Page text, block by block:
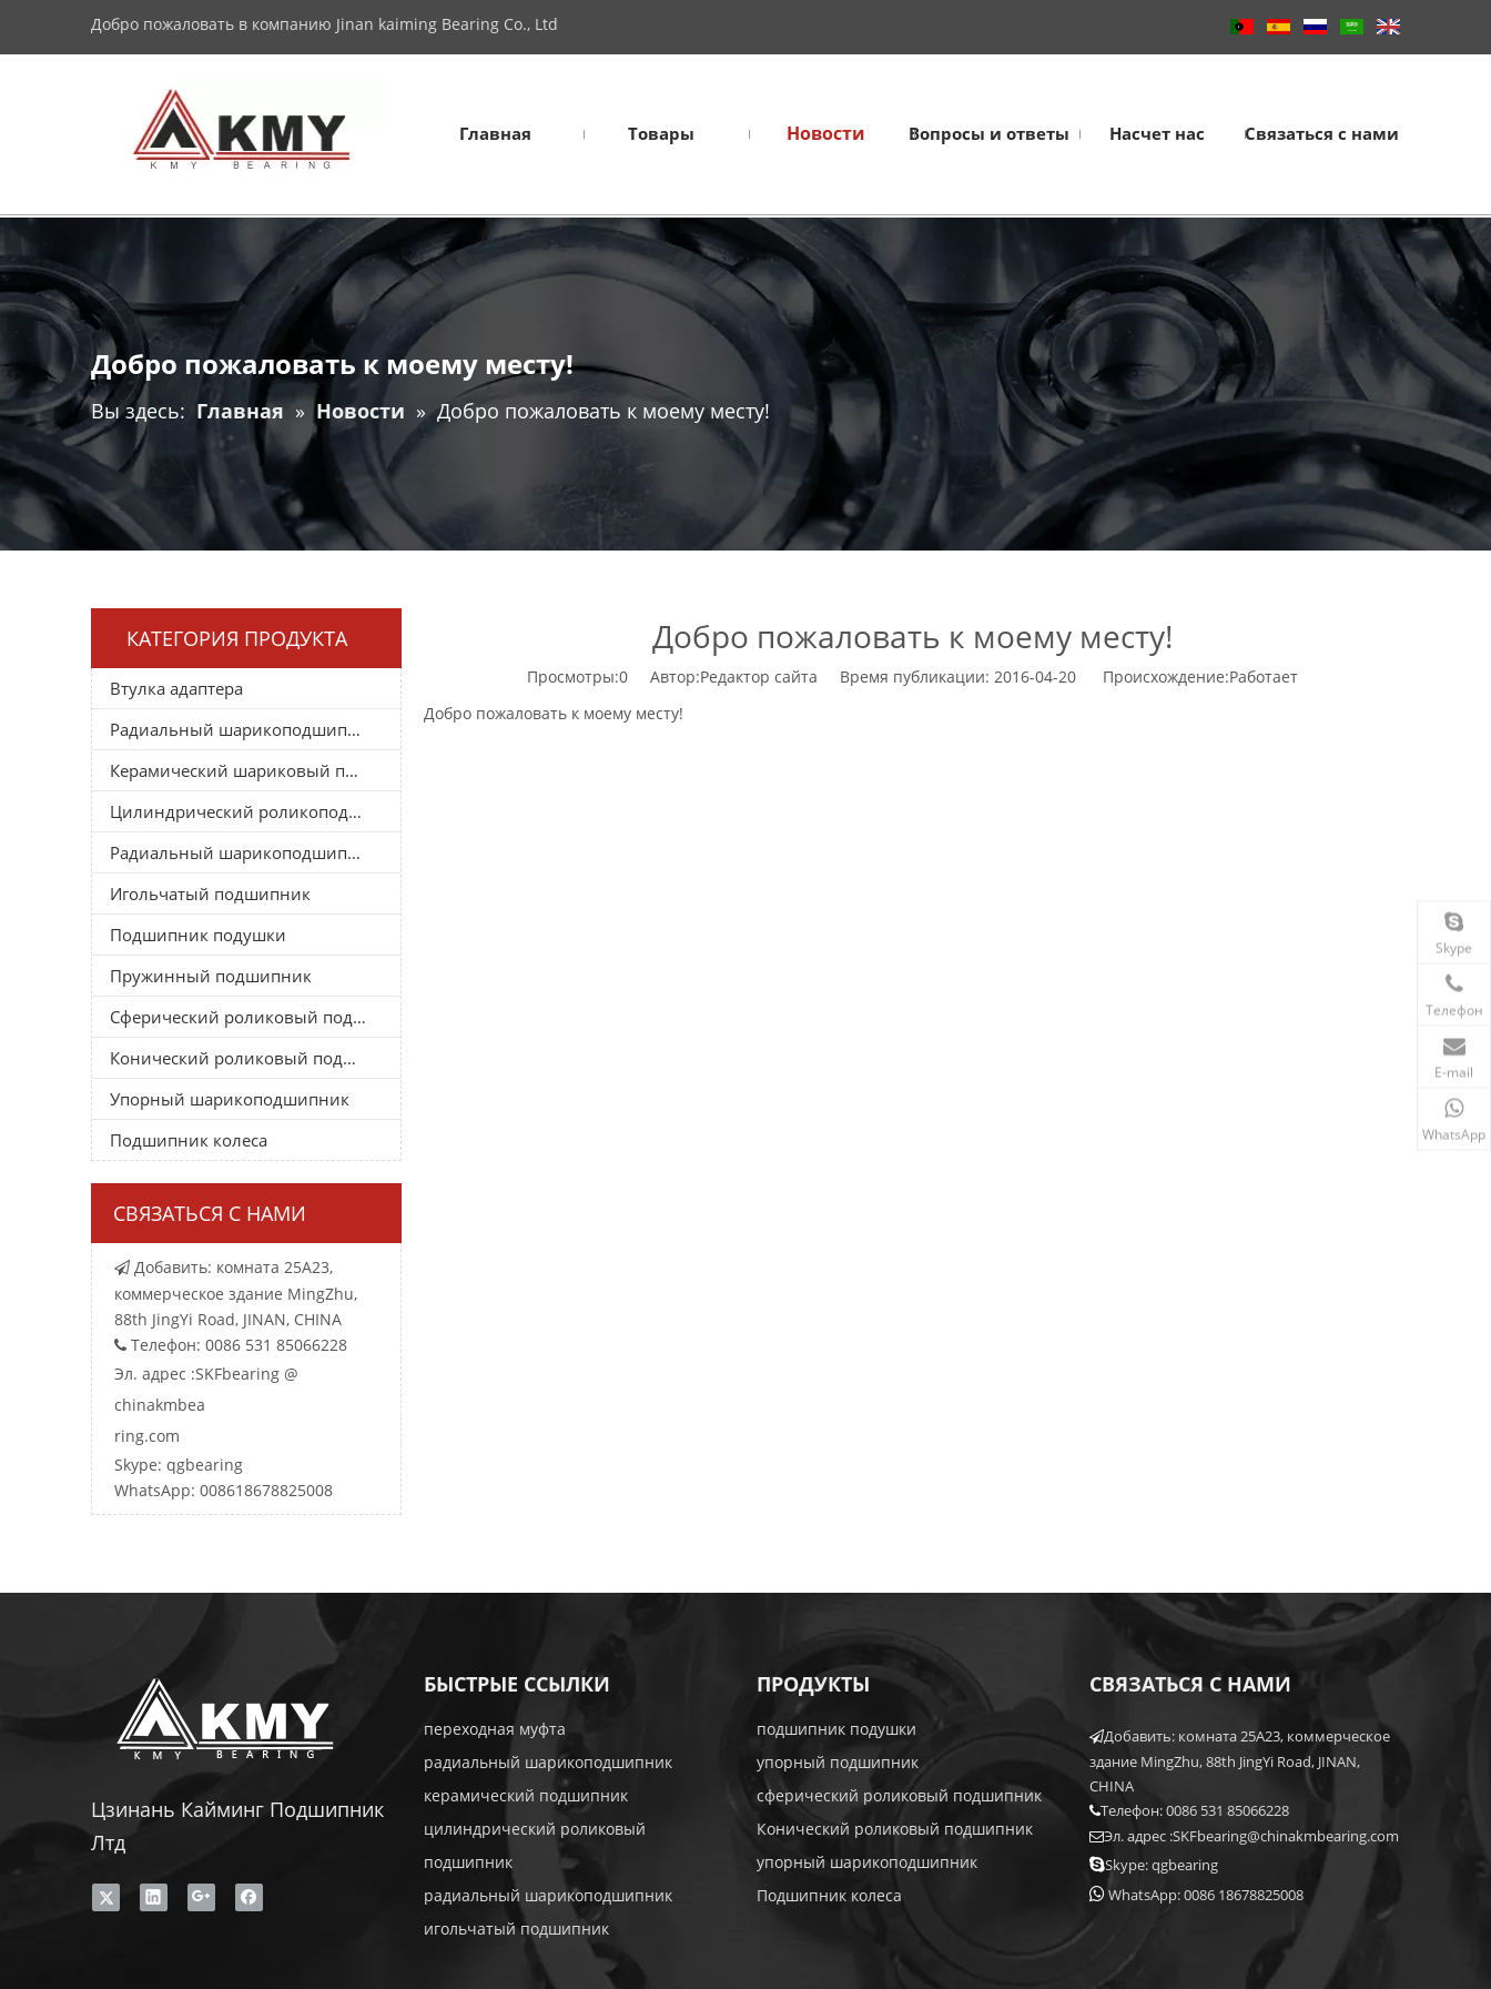
Добро пожаловать в компанию Jinan kaiming Bearing Co., Ltd
Главная Товары Новости Вопросы и ответы Насчет нас Связаться с нами
Добро пожаловать к моему месту!
Вы здесь: Главная » Новости » Добро пожаловать к моему месту!
КАТЕГОРИЯ ПРОДУКТА
Втулка адаптера
Радиальный шарикоподшипник
Керамический шариковый подшипник
Цилиндрический роликоподшипник
Радиальный шарикоподшипник
Игольчатый подшипник
Подшипник подушки
Пружинный подшипник
Сферический роликовый подшипник
Конический роликовый подшипник
Упорный шарикоподшипник
Подшипник колеса
СВЯЗАТЬСЯ С НАМИ
 Добавить: комната 25A23,
коммерческое здание MingZhu,
88th JingYi Road, JINAN, CHINA
 Телефон: 0086 531 85066228
Эл. адрес :SKFbearing @
chinakmbea
ring.com
Skype: qgbearing
WhatsApp: 008618678825008
Добро пожаловать к моему месту!
Просмотры:0Автор:Pедактор сайта Время публикации: 2016-04-20 Происхождение:Работает
Добро пожаловать к моему месту!
Цзинань Кайминг Подшипник
Лтд
БЫСТРЫЕ ССЫЛКИ
переходная муфта
радиальный шарикоподшипник
керамический подшипник
цилиндрический роликовый
подшипник
радиальный шарикоподшипник
игольчатый подшипник
ПРОДУКТЫ
подшипник подушки
упорный подшипник
сферический роликовый подшипник
Конический роликовый подшипник
упорный шарикоподшипник
Подшипник колеса
СВЯЗАТЬСЯ С НАМИ
Добавить: комната 25A23, коммерческое
здание MingZhu, 88th JingYi Road, JINAN,
CHINA
Телефон: 0086 531 85066228
Эл. адрес :SKFbearing@chinakmbearing.com
Skype: qgbearing
 WhatsApp: 0086 18678825008
Skype
Телефон
E-mail
WhatsApp